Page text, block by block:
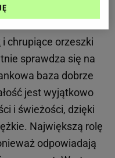
i chrupiące orzeszki
sprawdza się na
baza dobrze
jest wyjątkowo
i świeżości, dzięki
Największą rolę
odpowiadają